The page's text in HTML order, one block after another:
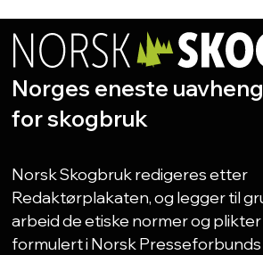
Norges eneste
for skogbruk
Norsk Skogbruk redigeres etter
Redaktørplakaten, og legger til
arbeid de etiske normer og
formulert i Norsk